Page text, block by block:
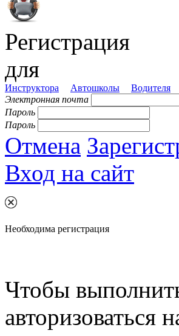
Регистрация
для
Инструктора Автошколы
Водителя
Электронная почта
Пароль
Пароль
Отмена
Вход на сайт
Необходима регистрация
Чтобы
авторизоваться